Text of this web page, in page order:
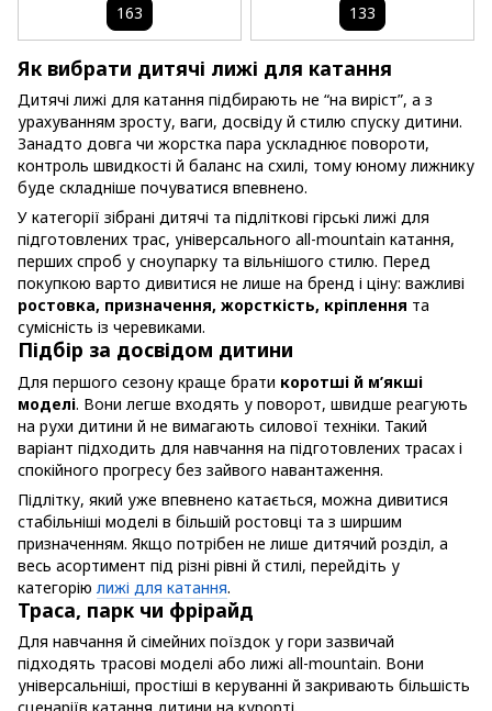
163 133
Як вибрати дитячі лижі для катання
Дитячі лижі для катання підбирають не “на виріст”, а з
урахуванням зросту, ваги, досвіду й стилю спуску дитини.
Занадто довга чи жорстка пара ускладнює повороти,
контроль швидкості й баланс на схилі, тому юному лижнику
буде складніше почуватися впевнено.
У категорії зібрані дитячі та підліткові гірські лижі для
підготовлених трас, універсального all-mountain катання,
перших спроб у сноупарку та вільнішого стилю. Перед
покупкою варто дивитися не лише на бренд і ціну: важливі
ростовка, призначення, жорсткість, кріплення та
сумісність із черевиками.
Підбір за досвідом дитини
Для першого сезону краще брати коротші й м’якші
моделі. Вони легше входять у поворот, швидше реагують
на рухи дитини й не вимагають силової техніки. Такий
варіант підходить для навчання на підготовлених трасах і
спокійного прогресу без зайвого навантаження.
Підлітку, який уже впевнено катається, можна дивитися
стабільніші моделі в більшій ростовці та з ширшим
призначенням. Якщо потрібен не лише дитячий розділ, а
весь асортимент під різні рівні й стилі, перейдіть у
категорію лижі для катання.
Траса, парк чи фрірайд
Для навчання й сімейних поїздок у гори зазвичай
підходять трасові моделі або лижі all-mountain. Вони
універсальніші, простіші в керуванні й закривають більшість